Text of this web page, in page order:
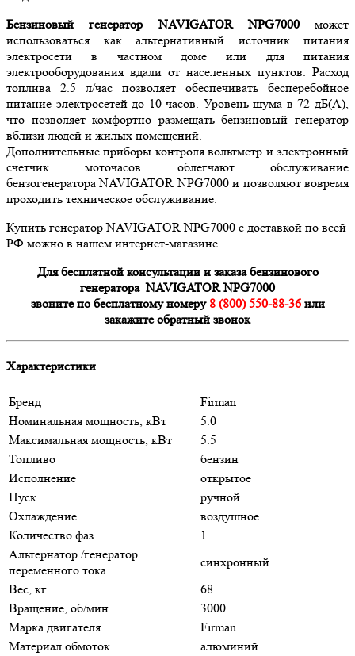
Бензиновый генератор NAVIGATOR NPG7000может
использоваться как альтернативный источник питания
электросети в частном доме или для питания
электрооборудования вдали от населенных пунктов. Расход
топлива 2.5 л/час позволяет обеспечивать бесперебойное
питание электросетей до 10 часов. Уровень шума в 72 дБ(А),
что позволяет комфортно размещать бензиновый генератор
вблизи людей и жилых помещений.
Дополнительные приборы контроля вольтметр и электронный
счетчик моточасов облегчают обслуживание
бензогенератора NAVIGATOR NPG7000 и позволяют вовремя
проходить техническое обслуживание.
Купить генератор NAVIGATOR NPG7000 с доставкой по всей
РФ можно в нашем интернет-магазине.
Для бесплатной консультации и заказа бензинового
генератора NAVIGATOR NPG7000
звоните по бесплатному номеру 8 (800) 550-88-36или
закажите обратный звонок
Характеристики
Бренд
Firman
Номинальная мощность, кВт
5.0
Максимальная мощность, кВт
5.5
Топливо
бензин
Исполнение
открытое
Пуск
ручной
Охлаждение
воздушное
Количество фаз
1
Альтернатор /генератор
переменного тока
синхронный
Вес, кг
68
Вращение, об/мин
3000
Марка двигателя
Firman
Материал обмоток
алюминий